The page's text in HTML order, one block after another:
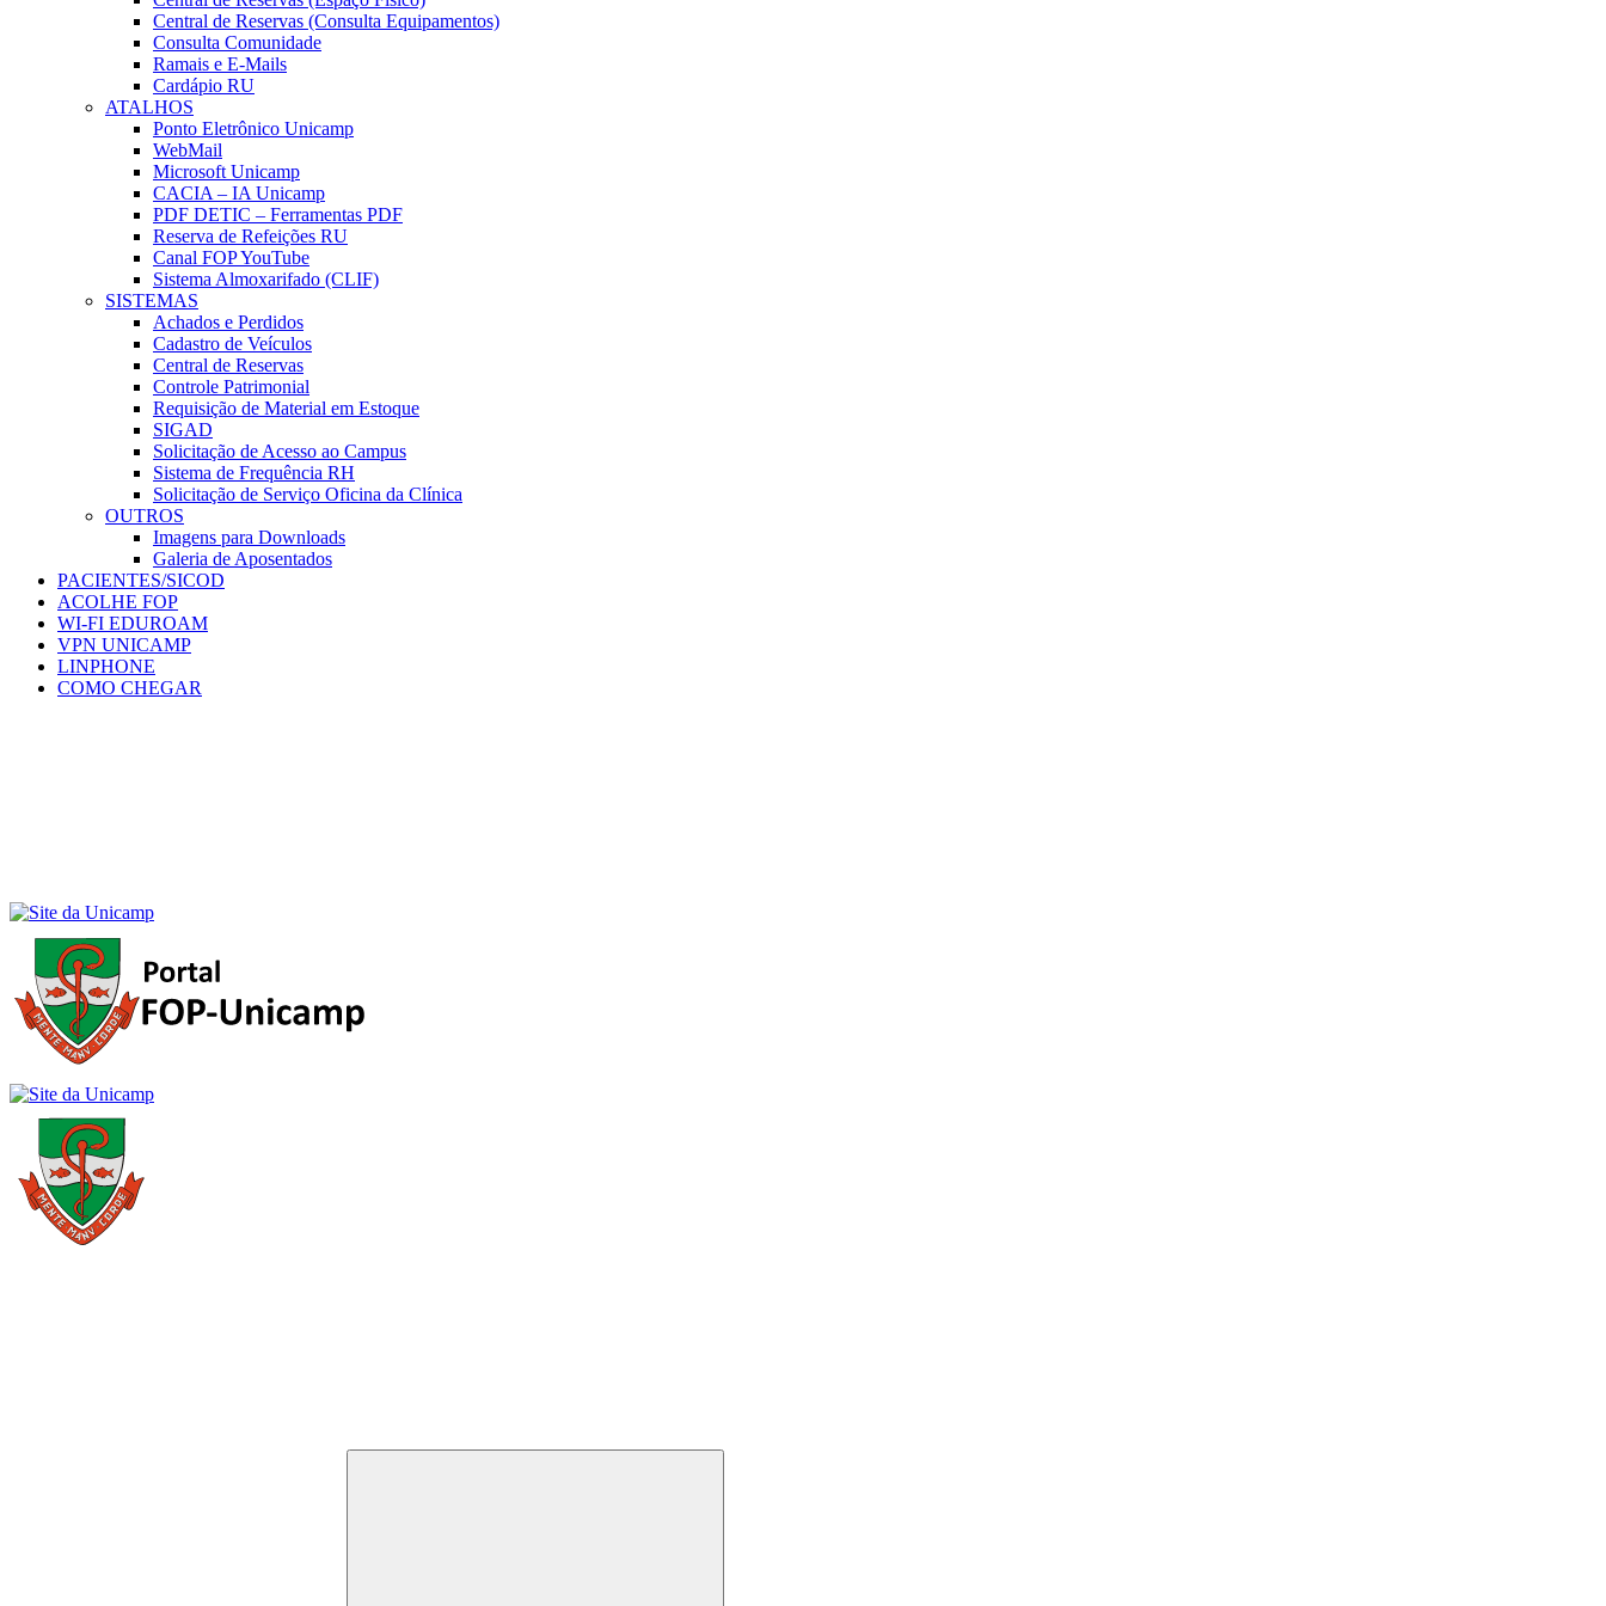
Central de Reservas (Consulta Equipamentos)
Consulta Comunidade
Ramais e E-Mails
Cardápio RU
ATALHOS
Ponto Eletrônico Unicamp
WebMail
Microsoft Unicamp
CACIA – IA Unicamp
PDF DETIC – Ferramentas PDF
Reserva de Refeições RU
Canal FOP YouTube
Sistema Almoxarifado (CLIF)
SISTEMAS
Achados e Perdidos
Cadastro de Veículos
Central de Reservas
Controle Patrimonial
Requisição de Material em Estoque
SIGAD
Solicitação de Acesso ao Campus
Sistema de Frequência RH
Solicitação de Serviço Oficina da Clínica
OUTROS
Imagens para Downloads
Galeria de Aposentados
PACIENTES/SICOD
ACOLHE FOP
WI-FI EDUROAM
VPN UNICAMP
LINPHONE
COMO CHEGAR